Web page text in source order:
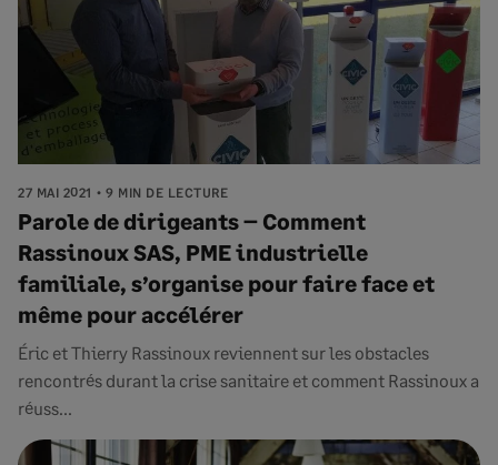
27 MAI 2021 9 MIN DE LECTURE
Parole de dirigeants – Comment
Rassinoux SAS, PME industrielle
familiale, s’organise pour faire face et
même pour accélérer
Éric et Thierry Rassinoux reviennent sur les obstacles
rencontrés durant la crise sanitaire et comment Rassinoux a
réuss...